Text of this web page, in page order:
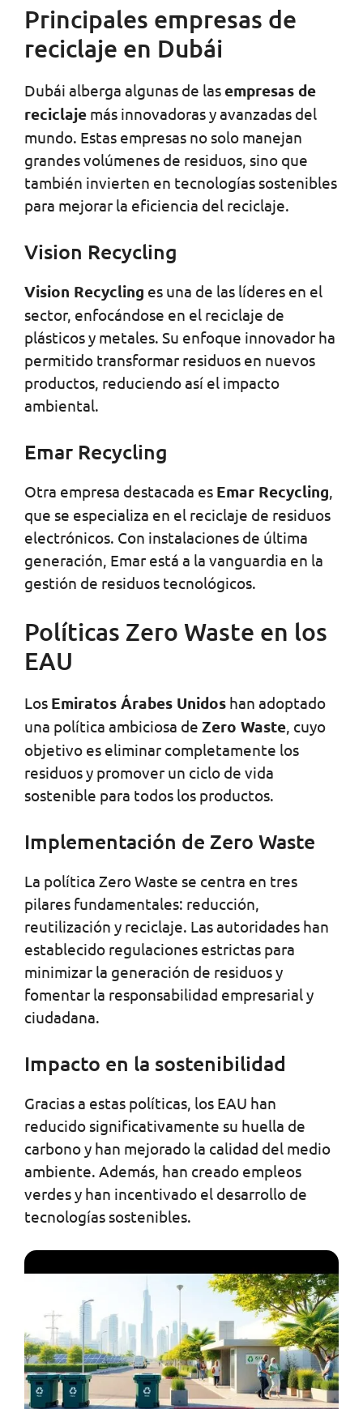
Principales empresas de
reciclaje en Dubái
Dubái alberga algunas de lasempresas de
reciclaje más innovadoras y avanzadas del
mundo. Estas empresas no solo manejan
grandes volúmenes de residuos, sino que
también invierten en tecnologías sostenibles
para mejorar la eficiencia del reciclaje.
Vision Recycling
Vision Recycling es una de las líderes en el
sector, enfocándose en el reciclaje de
plásticos y metales. Su enfoque innovador ha
permitido transformar residuos en nuevos
productos, reduciendo así el impacto
ambiental.
Emar Recycling
Otra empresa destacada es Emar Recycling
que se especializa en el reciclaje de residuos
electrónicos. Con instalaciones de última
generación, Emar está a la vanguardia en la
gestión de residuos tecnológicos.
Políticas Zero Waste en los
EAU
Los Emiratos Árabes Unidos han adoptado
una política ambiciosa de Zero Waste , cuyo
objetivo es eliminar completamente los
residuos y promover un ciclo de vida
sostenible para todos los productos.
Implementación de Zero Waste
La política Zero Waste se centra en tres
pilares fundamentales: reducción,
reutilización y reciclaje. Las autoridades han
establecido regulaciones estrictas para
minimizar la generación de residuos y
fomentar la responsabilidad empresarial y
ciudadana.
Impacto en la sostenibilidad
Gracias a estas políticas, los EAU han
reducido significativamente su huella de
carbono y han mejorado la calidad del medio
ambiente. Además, han creado empleos
verdes y han incentivado el desarrollo de
tecnologías sostenibles.